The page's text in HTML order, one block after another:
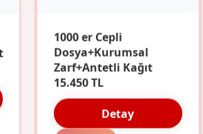
1000 er Cepli
Dosya+Kurumsal
Zarf+Antetli Kağıt
15.450 TL
Detay